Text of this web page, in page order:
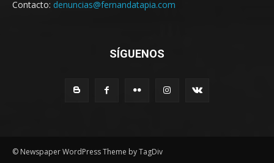
Contacto: denuncias@fernandatapia.com
SÍGUENOS
© Newspaper WordPress Theme by TagDiv